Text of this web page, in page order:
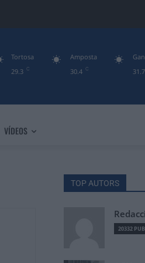
29.3 C
Tortosa
30.4 C
Amposta
31.7
VÍDEOS
TOP AUTORS
20332